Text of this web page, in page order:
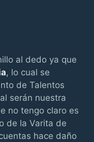
al dedo ya que
, lo cual se
de Talentos
serán nuestra
no tengo claro es
de la Varita de
hace daño